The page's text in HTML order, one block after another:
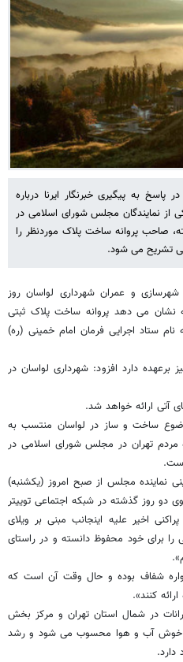
پاسخ به پیگیری خبرنگار ایرنا درباره
نمایندگان مجلس شورای اسلامی در
صاحب پروانه ساخت پلاک موردنظر را
تشریح می شود.
و عمران شهرداری لواسان روز
نشان می دهد پروانه ساخت پلاک ثبتی
نام ستاد اجرایی فرمان امام خمینی (ره)
دارد افزود: شهرداری لواسان در
آتی ارائه خواهد شد.
ساخت و ساز در لواسان منتسب به
مردم تهران در مجلس شورای اسلامی در
نماینده مجلس از صبح امروز (یکشنبه)
دو روز گذشته در شبکه اجتماعی توییتر
اخیر علیه اینجانب مبنی بر ویلای
را برای خود محفوظ دانسته و در راستای
شفاف بوده و حال وقت آن است که
کنند».
در شمال استان تهران و مرکز بخش
خوش آب و هوا محسوب می شود و رشد
دارد.